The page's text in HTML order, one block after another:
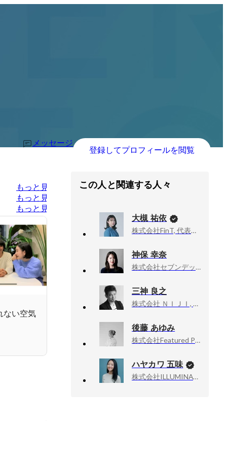
メッセージ
登録してプロフィールを閲覧
もっと見る
もっと見る
もっと見る
ない空気
この人と関連する人々
大槻 祐依
株式会社FinT, 代表取締役CEO
神保 幸奈
株式会社セブンデックス, 人事
三神 良之
株式会社 ＮＩＪＩ, CEO／アートディレクター
後藤 あゆみ
株式会社Featured Projects, 共同代表
ハヤカワ 五味
株式会社ILLUMINATE, 代表取締役